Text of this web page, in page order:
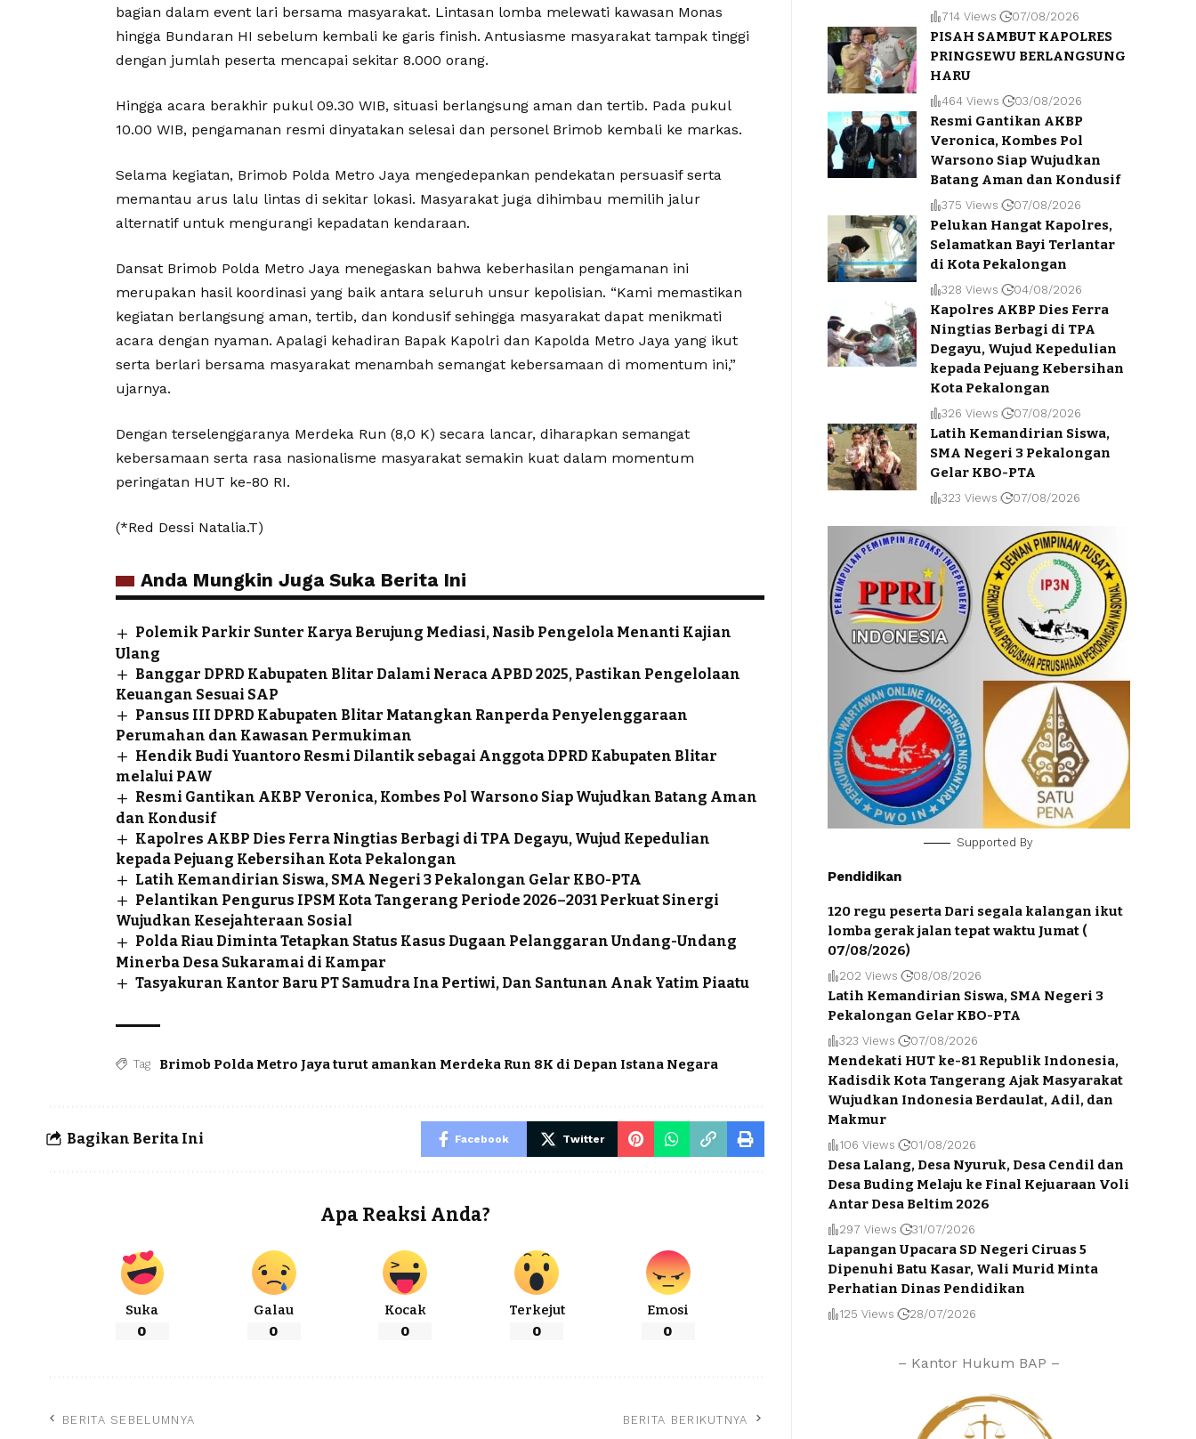
bagian dalam event lari bersama masyarakat. Lintasan lomba melewati kawasan Monas
hingga Bundaran HI sebelum kembali ke garis finish. Antusiasme masyarakat tampak tinggi
dengan jumlah peserta mencapai sekitar 8.000 orang.
Hingga acara berakhir pukul 09.30 WIB, situasi berlangsung aman dan tertib. Pada pukul
10.00 WIB, pengamanan resmi dinyatakan selesai dan personel Brimob kembali ke markas.
Selama kegiatan, Brimob Polda Metro Jaya mengedepankan pendekatan persuasif serta
memantau arus lalu lintas di sekitar lokasi. Masyarakat juga dihimbau memilih jalur
alternatif untuk mengurangi kepadatan kendaraan.
Dansat Brimob Polda Metro Jaya menegaskan bahwa keberhasilan pengamanan ini
merupakan hasil koordinasi yang baik antara seluruh unsur kepolisian. “Kami memastikan
kegiatan berlangsung aman, tertib, dan kondusif sehingga masyarakat dapat menikmati
acara dengan nyaman. Apalagi kehadiran Bapak Kapolri dan Kapolda Metro Jaya yang ikut
serta berlari bersama masyarakat menambah semangat kebersamaan di momentum ini,”
ujarnya.
Dengan terselenggaranya Merdeka Run (8,0 K) secara lancar, diharapkan semangat
kebersamaan serta rasa nasionalisme masyarakat semakin kuat dalam momentum
peringatan HUT ke-80 RI.
(*Red Dessi Natalia.T)
Anda Mungkin Juga Suka Berita Ini
Polemik Parkir Sunter Karya Berujung Mediasi, Nasib Pengelola Menanti Kajian
Ulang
Banggar DPRD Kabupaten Blitar Dalami Neraca APBD 2025, Pastikan Pengelolaan
Keuangan Sesuai SAP
Pansus III DPRD Kabupaten Blitar Matangkan Ranperda Penyelenggaraan
Perumahan dan Kawasan Permukiman
Hendik Budi Yuantoro Resmi Dilantik sebagai Anggota DPRD Kabupaten Blitar
melalui PAW
Resmi Gantikan AKBP Veronica, Kombes Pol Warsono Siap Wujudkan Batang Aman
dan Kondusif
Kapolres AKBP Dies Ferra Ningtias Berbagi di TPA Degayu, Wujud Kepedulian
kepada Pejuang Kebersihan Kota Pekalongan
Latih Kemandirian Siswa, SMA Negeri 3 Pekalongan Gelar KBO-PTA
Pelantikan Pengurus IPSM Kota Tangerang Periode 2026–2031 Perkuat Sinergi
Wujudkan Kesejahteraan Sosial
Polda Riau Diminta Tetapkan Status Kasus Dugaan Pelanggaran Undang-Undang
Minerba Desa Sukaramai di Kampar
Tasyakuran Kantor Baru PT Samudra Ina Pertiwi, Dan Santunan Anak Yatim Piaatu
Tag Brimob Polda Metro Jaya turut amankan Merdeka Run 8K di Depan Istana Negara
Bagikan Berita Ini Facebook Twitter
Apa Reaksi Anda?
Suka
0
Galau
0
Kocak
0
Terkejut
0
Emosi
0
BERITA SEBELUMNYA BERITA BERIKUTNYA
714 Views 07/08/2026
PISAH SAMBUT KAPOLRES
PRINGSEWU BERLANGSUNG
HARU
464 Views 03/08/2026
Resmi Gantikan AKBP
Veronica, Kombes Pol
Warsono Siap Wujudkan
Batang Aman dan Kondusif
375 Views 07/08/2026
Pelukan Hangat Kapolres,
Selamatkan Bayi Terlantar
di Kota Pekalongan
328 Views 04/08/2026
Kapolres AKBP Dies Ferra
Ningtias Berbagi di TPA
Degayu, Wujud Kepedulian
kepada Pejuang Kebersihan
Kota Pekalongan
326 Views 07/08/2026
Latih Kemandirian Siswa,
SMA Negeri 3 Pekalongan
Gelar KBO-PTA
323 Views 07/08/2026
Supported By
Pendidikan
120 regu peserta Dari segala kalangan ikut
lomba gerak jalan tepat waktu Jumat (
07/08/2026)
202 Views 08/08/2026
Latih Kemandirian Siswa, SMA Negeri 3
Pekalongan Gelar KBO-PTA
323 Views 07/08/2026
Mendekati HUT ke-81 Republik Indonesia,
Kadisdik Kota Tangerang Ajak Masyarakat
Wujudkan Indonesia Berdaulat, Adil, dan
Makmur
106 Views 01/08/2026
Desa Lalang, Desa Nyuruk, Desa Cendil dan
Desa Buding Melaju ke Final Kejuaraan Voli
Antar Desa Beltim 2026
297 Views 31/07/2026
Lapangan Upacara SD Negeri Ciruas 5
Dipenuhi Batu Kasar, Wali Murid Minta
Perhatian Dinas Pendidikan
125 Views 28/07/2026
– Kantor Hukum BAP –